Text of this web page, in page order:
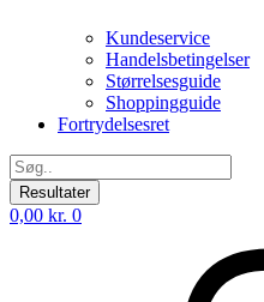
Kundeservice
Handelsbetingelser
Størrelsesguide
Shoppingguide
Fortrydelsesret
Search
...Resultater
0,00 kr. 0